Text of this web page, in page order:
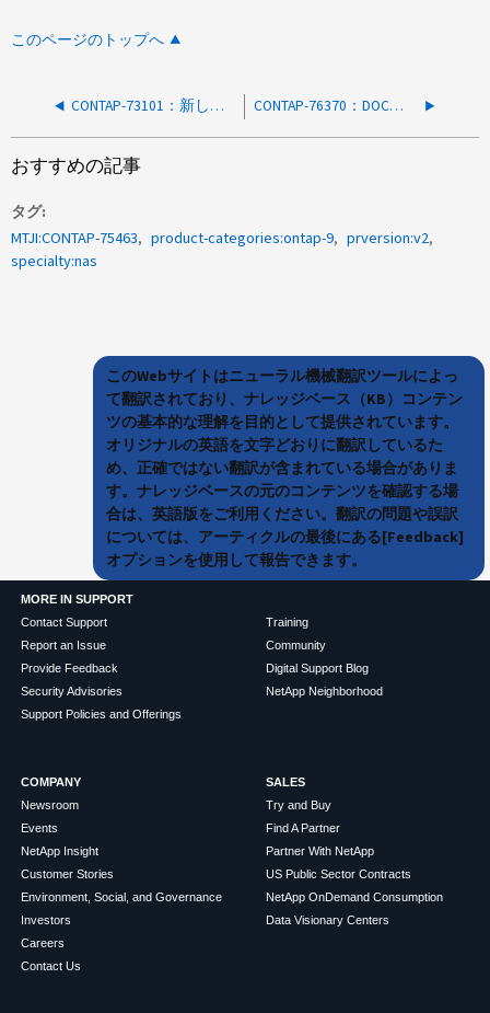
このページのトップへ
CONTAP-73101：新しいユーザにNTFSボリュームと同じユーザマッピングが設定されている場合にUNIX所有権が更新されない CONTAP-76370：DOCがベースファイルに設定されているストリームを削除すると、原因システムが停止したり、ARLがハングしたりすることがある
おすすめの記事
タグ
MTJI:CONTAP-75463
product-categories:ontap-9
prversion:v2
specialty:nas
このWebサイトはニューラル機械翻訳ツールによっ
て翻訳されており、ナレッジベース（KB）コンテン
ツの基本的な理解を目的として提供されています。
オリジナルの英語を文字どおりに翻訳しているた
め、正確ではない翻訳が含まれている場合がありま
す。ナレッジベースの元のコンテンツを確認する場
合は、英語版をご利用ください。翻訳の問題や誤訳
については、アーティクルの最後にある[Feedback]
オプションを使用して報告できます。
MORE IN SUPPORT
Contact Support
Report an Issue
Provide Feedback
Security Advisories
Support Policies and Offerings
Training
Community
Digital Support Blog
NetApp Neighborhood
COMPANY
Newsroom
Events
NetApp Insight
Customer Stories
Environment, Social, and Governance
Investors
Careers
Contact Us
SALES
Try and Buy
Find A Partner
Partner With NetApp
US Public Sector Contracts
NetApp OnDemand Consumption
Data Visionary Centers